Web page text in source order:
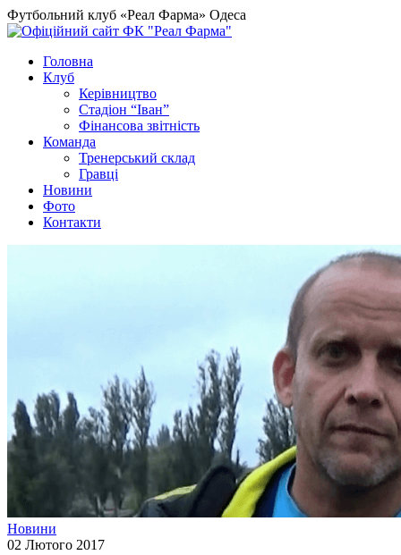
Футбольний клуб «Реал Фарма» Одеса
Головна
Клуб
Керівництво
Стадіон “Іван”
Фінансова звітність
Команда
Тренерський склад
Гравці
Новини
Фото
Контакти
Новини
02 Лютого 2017